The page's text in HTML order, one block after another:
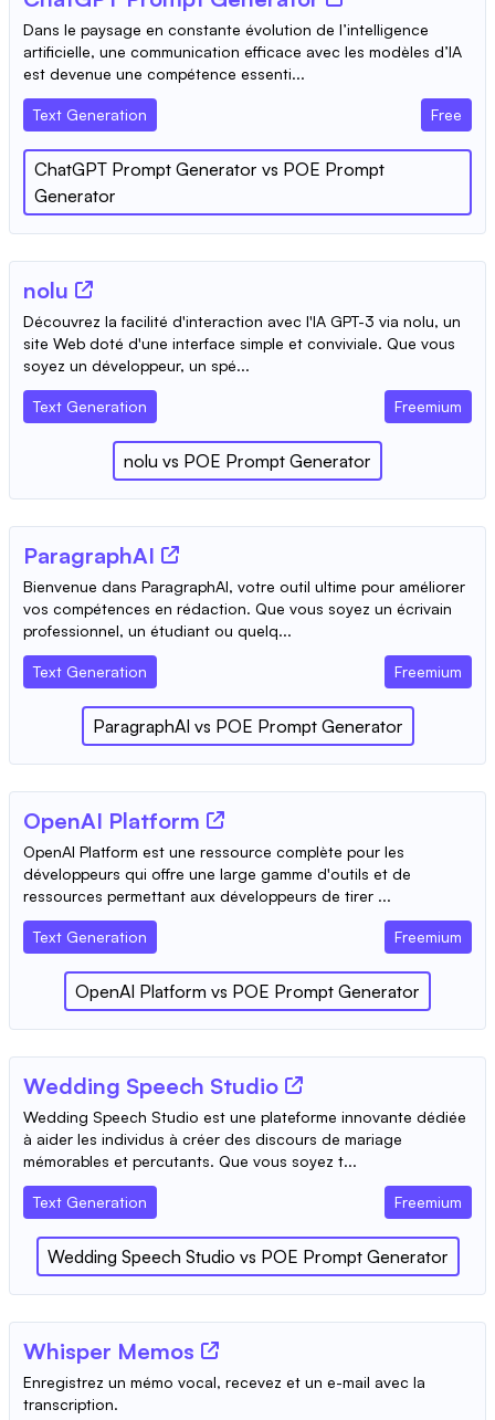
Dans le paysage en constante évolution de l’intelligence
artificielle, une communication efficace avec les modèles d’IA
est devenue une compétence essenti...
Text Generation Free
ChatGPT Prompt Generator vs POE Prompt
Generator
nolu
Découvrez la facilité d'interaction avec l'IA GPT-3 via nolu, un
site Web doté d'une interface simple et conviviale. Que vous
soyez un développeur, un spé...
Text Generation Freemium
nolu vs POE Prompt Generator
ParagraphAI
Bienvenue dans ParagraphAI, votre outil ultime pour améliorer
vos compétences en rédaction. Que vous soyez un écrivain
professionnel, un étudiant ou quelq...
Text Generation Freemium
ParagraphAI vs POE Prompt Generator
OpenAI Platform
OpenAI Platform est une ressource complète pour les
développeurs qui offre une large gamme d'outils et de
ressources permettant aux développeurs de tirer ...
Text Generation Freemium
OpenAI Platform vs POE Prompt Generator
Wedding Speech Studio
Wedding Speech Studio est une plateforme innovante dédiée
à aider les individus à créer des discours de mariage
mémorables et percutants. Que vous soyez t...
Text Generation Freemium
Wedding Speech Studio vs POE Prompt Generator
Whisper Memos
Enregistrez un mémo vocal, recevez et un e-mail avec la
transcription.